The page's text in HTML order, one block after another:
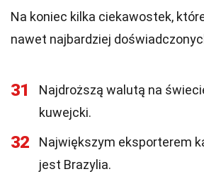
Na koniec kilka ciekawostek,
nawet najbardziej
31
Najdroższą walutą na
kuwejcki.
32
Największym eksporterem
jest Brazylia.